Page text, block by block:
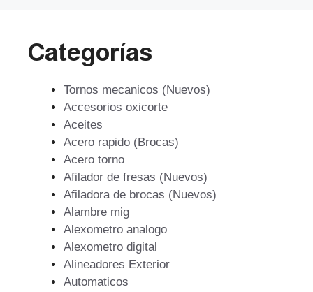
Categorías
Tornos mecanicos (Nuevos)
Accesorios oxicorte
Aceites
Acero rapido (Brocas)
Acero torno
Afilador de fresas (Nuevos)
Afiladora de brocas (Nuevos)
Alambre mig
Alexometro analogo
Alexometro digital
Alineadores Exterior
Automaticos